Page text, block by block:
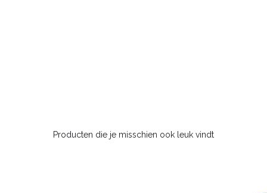
Producten die je misschien ook leuk vindt